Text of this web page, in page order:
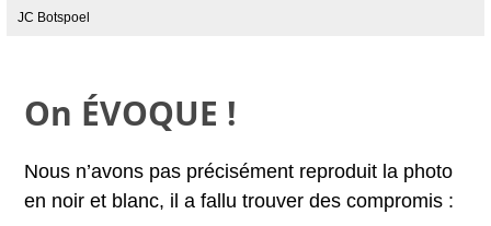
JC Botspoel
On ÉVOQUE !
Nous n’avons pas précisément reproduit la photo
en noir et blanc, il a fallu trouver des compromis :